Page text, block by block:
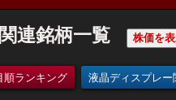
連銘柄一覧
順ランキング 液晶ディスプレー